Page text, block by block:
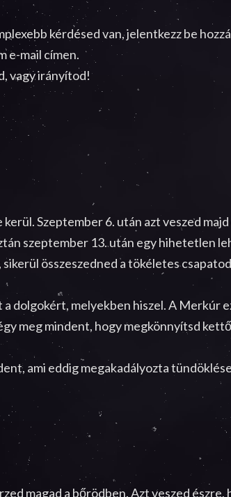
kérdésed van, jelentkezz be
e-mail címen.
vagy irányítod!
Szeptember 6. után azt veszed
szeptember 13. után egy hihetetlen
összeszedned a tökéletes
dolgokért, melyekben hiszel. A Merkúr
meg mindent, hogy megkönnyítsd
ami eddig megakadályozta
magad a bőrödben. Azt veszed észre,